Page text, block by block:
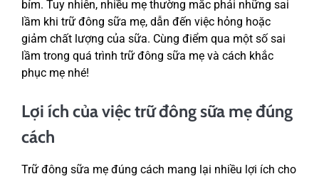
bỉm. Tuy nhiên, nhiều mẹ thường mắc phải những sai
lầm khi trữ đông sữa mẹ, dẫn đến việc hỏng hoặc
giảm chất lượng của sữa. Cùng điểm qua một số sai
lầm trong quá trình trữ đông sữa mẹ và cách khắc
phục mẹ nhé!
Lợi ích của việc trữ đông sữa mẹ đúng
cách
Trữ đông sữa mẹ đúng cách mang lại nhiều lợi ích cho